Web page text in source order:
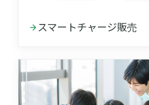
スマートチャージ販売